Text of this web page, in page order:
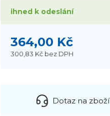
ihned k odeslání
364,00 Kč
300,83 Kč bez DPH
Dotaz na zboží